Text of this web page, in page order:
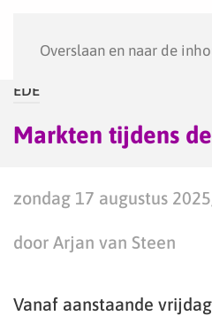
Overslaan en naar de
EDE
Markten tijdens
zondag 17 augustus
door Arjan van Steen
Vanaf aanstaande